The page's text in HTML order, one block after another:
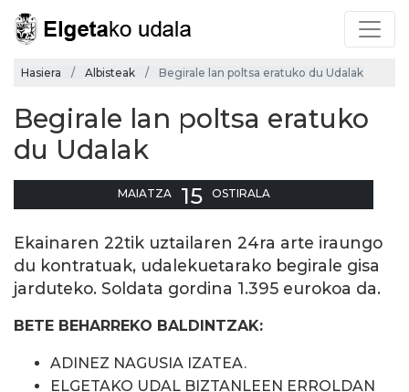
Hasiera Albisteak Begirale lan poltsa eratuko du Udalak
Begirale lan poltsa eratuko
du Udalak
MAIATZA 15 OSTIRALA
Ekainaren 22tik uztailaren 24ra arte iraungo
du kontratuak, udalekuetarako begirale gisa
jarduteko. Soldata gordina 1.395 eurokoa da.
BETE BEHARREKO BALDINTZAK:
ADINEZ NAGUSIA IZATEA.
ELGETAKO UDAL BIZTANLEEN ERROLDAN